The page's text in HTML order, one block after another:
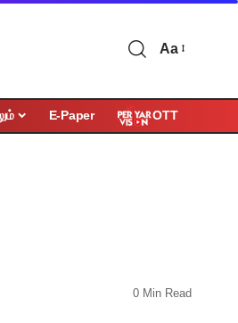
Aa
E-Paper OTT
0 Min Read